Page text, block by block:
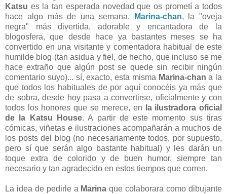
Katsu es la tan esperada novedad que os prometí a todos
hace algo más de una semana.
Marina-chan, la "oveja
negra" más divertida, adorable y encantadora de la
blogosfera, que desde hace ya bastantes meses se ha
convertido en una visitante y comentadora habitual de este
humilde blog (tan asidua y fiel, de hecho, que incluso se me
hace extraño que algún post se quede sin recibir ningún
comentario suyo)... sí, exacto, esta misma Marina-chan a la
que todos los habituales de por aquí conocéis ya más que
de sobra, desde hoy pasa a convertirse, oficialmente y con
todos los honores que se merece, en
la ilustradora oficial
de la Katsu House. A partir de este momento sus tiras
cómicas, viñetas e ilustraciones acompañarán a muchos de
los posts del blog (no necesariamente todos, por supuesto,
pero sí que serán algo bastante habitual) y les darán un
toque extra de colorido y de buen humor, siempre tan
necesario y tan agradecido en estos tiempos que corren.
La idea de pedirle a Marina que colaborara como dibujante